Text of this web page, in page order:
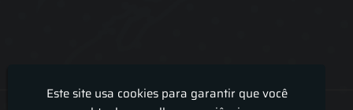
Lira Luz Decor - Cortinas sob medidas e persianas
Este site usa cookies para garantir que você